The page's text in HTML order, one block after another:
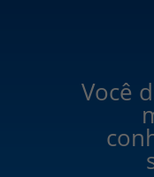
Você